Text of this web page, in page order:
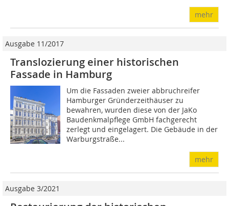
mehr
Ausgabe 11/2017
Translozierung einer historischen
Fassade in Hamburg
Um die Fassaden zweier abbruchreifer
Hamburger Gründerzeithäuser zu
bewahren, wurden diese von der JaKo
Baudenkmalpflege GmbH fachgerecht
zerlegt und eingelagert. Die Gebäude in der
Warburgstraße...
mehr
Ausgabe 3/2021